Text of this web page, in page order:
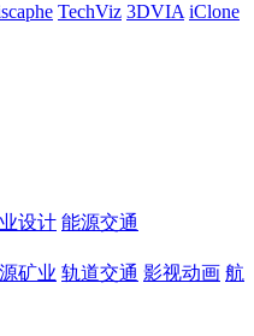
TechViz 3DVIA iClone
设计 能源交通
矿业 轨道交通 影视动画 航